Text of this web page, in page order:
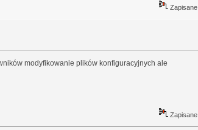
Zapisane
modyfikowanie plików konfiguracyjnych ale
Zapisane